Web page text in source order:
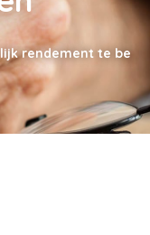
rendement te be